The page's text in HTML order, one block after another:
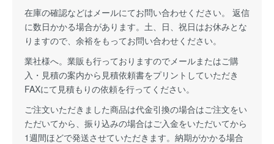
在庫の確認などはメールにてお問い合わせください。 返信
に数日かかる場合があります。土、日、祝日はお休みとな
りますので、余裕をもってお問い合わせください。
業社様へ。業販も行っておりますのでメールまたはご購
入・見積の案内から見積依頼書をプリントしていただき
FAXにて見積もりの依頼を行ってください。
ご注文いただきました商品は代金引換の場合はご注文をい
ただいてから、振り込みの場合はご入金をいただいてから
1週間ほどで発送させていただきます。納期がかかる場合